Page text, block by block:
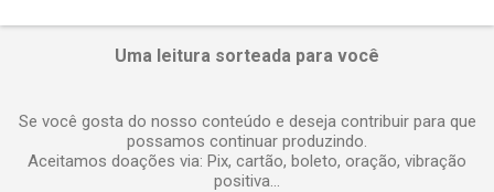
Uma leitura sorteada para você
Se você gosta do nosso conteúdo e deseja contribuir para que
possamos continuar produzindo.
Aceitamos doações via: Pix, cartão, boleto, oração, vibração
positiva...